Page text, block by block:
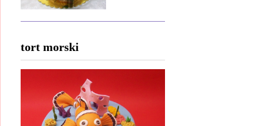
tort morski